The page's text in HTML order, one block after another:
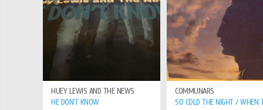
HUEY LEWIS AND THE NEWS
HE DON`T KNOW
COMMUNARS